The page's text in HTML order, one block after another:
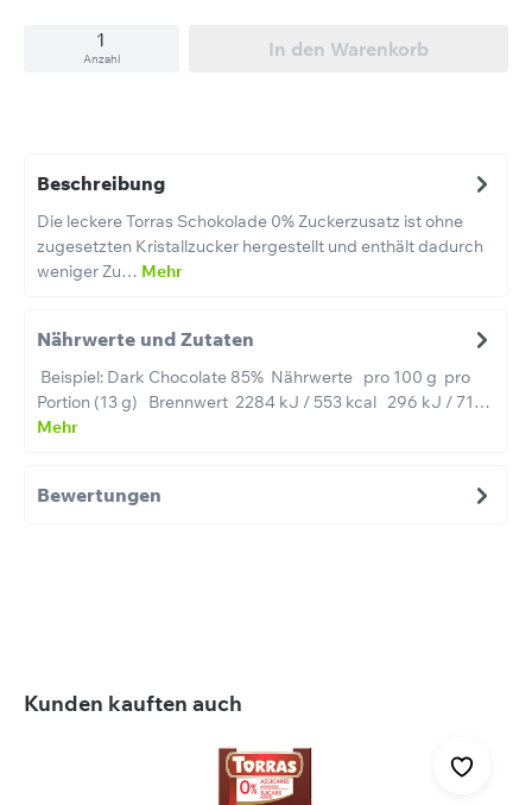
Anzahl In den Warenkorb
Beschreibung
Die leckere Torras Schokolade 0% Zuckerzusatz ist ohne
zugesetzten Kristallzucker hergestellt und enthält dadurch
weniger Zu… Mehr
Nährwerte und Zutaten
Beispiel: Dark Chocolate 85% Nährwerte pro 100 g pro
Portion (13 g) Brennwert 2284 kJ / 553 kcal 296 kJ / 71…
Mehr
Bewertungen
Produktgalerie überspringen
Kunden kauften auch